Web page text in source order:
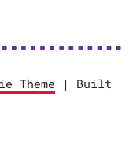
Theme | Built